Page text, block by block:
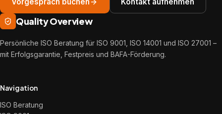
Quality Overview
Persönliche ISO Beratung für ISO 9001, ISO 14001 und ISO 27001 –
mit Erfolgsgarantie, Festpreis und BAFA-Förderung.
Navigation
ISO Beratung